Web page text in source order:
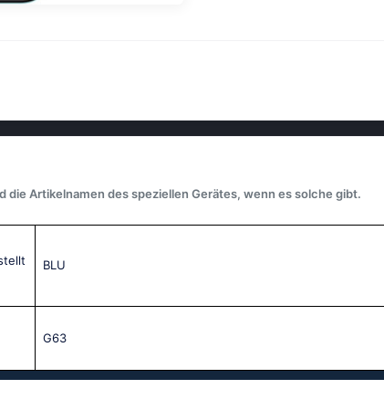
die Artikelnamen des speziellen Gerätes, wenn es solche gibt.
BLU
G63